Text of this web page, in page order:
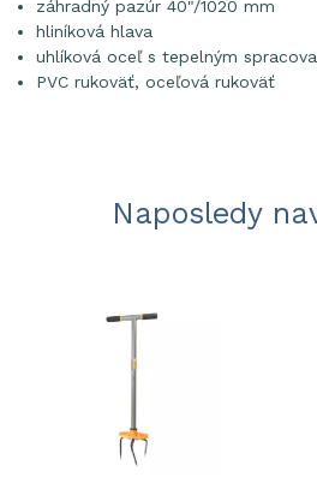
záhradný pazúr 40"/1020 mm
hliníková hlava
uhlíková oceľ s tepelným
PVC rukoväť, oceľová rukoväť
Naposledy